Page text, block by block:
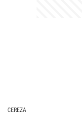
CEREZA